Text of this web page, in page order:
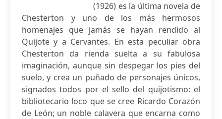
(1926) es la última novela de
Chesterton y uno de los más hermosos
homenajes que jamás se hayan rendido al
Quijote y a Cervantes. En esta peculiar obra
Chesterton da rienda suelta a su fabulosa
imaginación, aunque sin despegar los pies del
suelo, y crea un puñado de personajes únicos,
signados todos por el sello del quijotismo: el
bibliotecario loco que se cree Ricardo Corazón
de León; un noble calavera que encarna como